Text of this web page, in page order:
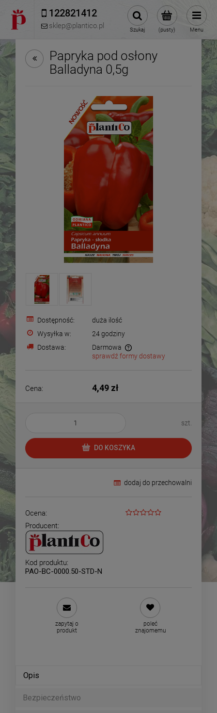
122821412
sklep@plantico.pl (pusty)
Szukaj Menu
Papryka pod osłony
Balladyna 0,5g
Dostępność:
duża ilość
Wysyłka w:
24 godziny
Dostawa:
Darmowa
Cena nie zawiera ewentualnych kosztów płatności
sprawdź formy dostawy
Cena: 4,49 zł
szt.
DO KOSZYKA
dodaj do przechowalni
Ocena:
Producent:
Kod produktu:
PAO-BC-0000.50-STD-N
zapytaj o
produkt
poleć
znajomemu
Opis
Bezpieczeństwo